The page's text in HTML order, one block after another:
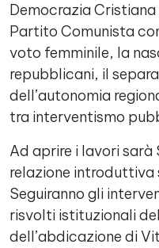
Democrazia
Partito Comunista
voto femminile, la
repubblicani, il
dell’autonomia
tra interventismo
Ad aprire i lavori sarà
relazione introduttiva
Seguiranno gli
risvolti istituzionali
dell’abdicazione di